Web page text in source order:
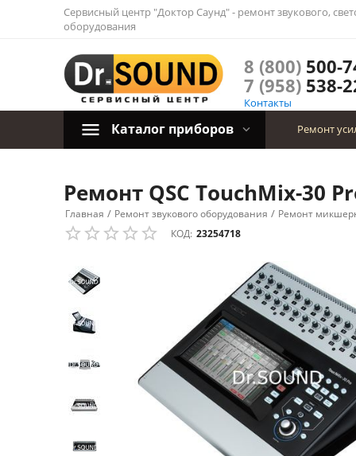
Сервисный центр "Доктор Саунд" - ремонт звукового,
оборудования
8 (800)500-
7 (958)538-
Контакты
Каталог приборов Ремонт
Ремонт QSC TouchMix-30
Главная / Ремонт звукового оборудования / Ремонт
КОД: 23254718